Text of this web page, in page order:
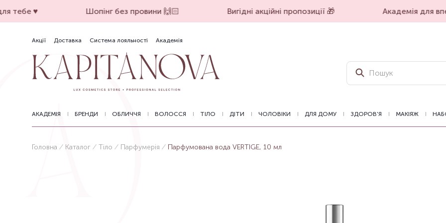
тебе ♥️ Шопінг без провини 🙌🏻 Вигідні акційні пропозиції 🎁 Академія для
Акції Доставка Система лояльності Академія
АКАДЕМІЯ БРЕНДИ ОБЛИЧЧЯ ВОЛОССЯ ТІЛО ДІТИ ЧОЛОВІКИ ДЛЯ ДОМУ ЗДОРОВ'Я МАКІЯЖ
Головна Каталог Тіло Парфумерія Парфумована вода VERTIGE, 10 мл